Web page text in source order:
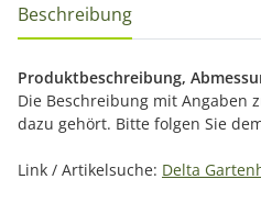
Beschreibung
Produktbeschreibung,
Die Beschreibung mit Angaben
dazu gehört. Bitte folgen Sie
Link / Artikelsuche: Delta